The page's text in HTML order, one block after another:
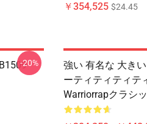
￥354,525 $24.45
-20%
強い 有名な 大き
ーティティティテ
Warriorrapクラシ